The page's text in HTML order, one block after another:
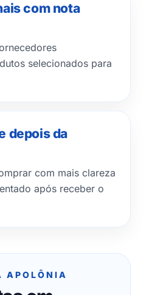
com nota
selecionados para
depois da
com mais clareza
após receber o
APOLÔNIA